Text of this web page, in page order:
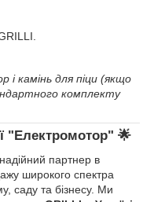
і камінь для піци (якщо
комплекту
"Електромотор" 🌟
партнер в
широкого спектра
саду та бізнесу. Ми